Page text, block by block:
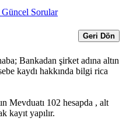
Güncel Sorular
Geri Dön
Bankadan şirket adına altın
kaydı hakkında bilgi rica
Mevduatı 102 hesapda , alt
kayıt yapılır.